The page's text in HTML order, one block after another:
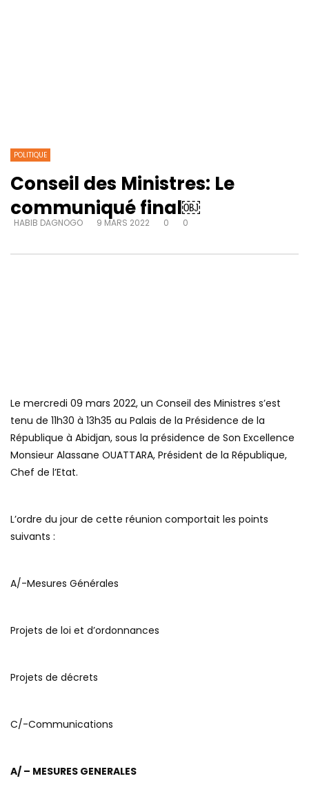
POLITIQUE
Conseil des Ministres: Le
communiqué final￼
HABIB DAGNOGO 9 MARS 2022 0 0
Le mercredi 09 mars 2022, un Conseil des Ministres s’est
tenu de 11h30 à 13h35 au Palais de la Présidence de la
République à Abidjan, sous la présidence de Son Excellence
Monsieur Alassane OUATTARA, Président de la République,
Chef de l’Etat.
L’ordre du jour de cette réunion comportait les points
suivants :
A/-Mesures Générales
Projets de loi et d’ordonnances
Projets de décrets
C/-Communications
A/ – MESURES GENERALES